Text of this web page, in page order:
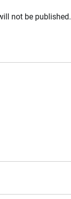
not be published.